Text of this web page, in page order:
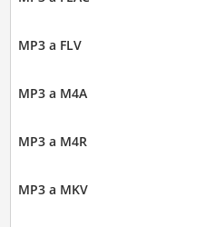
MP3 a FLV
MP3 a M4A
MP3 a M4R
MP3 a MKV